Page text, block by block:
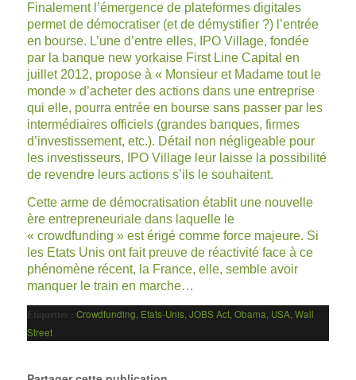
Finalement l’émergence de plateformes digitales
permet de démocratiser (et de démystifier ?) l’entrée
en bourse. L’une d’entre elles, IPO Village, fondée
par la banque new yorkaise First Line Capital en
juillet 2012, propose à « Monsieur et Madame tout le
monde » d’acheter des actions dans une entreprise
qui elle, pourra entrée en bourse sans passer par les
intermédiaires officiels (grandes banques, firmes
d’investissement, etc.). Détail non négligeable pour
les investisseurs, IPO Village leur laisse la possibilité
de revendre leurs actions s’ils le souhaitent.
Cette arme de démocratisation établit une nouvelle
ère entrepreneuriale dans laquelle le
« crowdfunding » est érigé comme force majeure. Si
les Etats Unis ont fait preuve de réactivité face à ce
phénomène récent, la France, elle, semble avoir
manquer le train en marche…
Etiquettes : Crowdfunding, Etats-Unis, JOBS Act, Obama, USA, Wall
Street